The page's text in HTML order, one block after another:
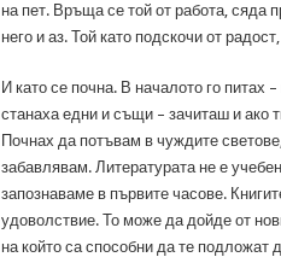
на пет. Връща се той от работа, сяда
него и аз. Той като подскочи от
И като се почна. В началото го питах
станаха едни и същи – зачиташ и ако
Почнах да потъвам в чуждите
забавлявам. Литературата не е
запознаваме в първите часове.
удоволствие. То може да дойде от
на който са способни да те подложат